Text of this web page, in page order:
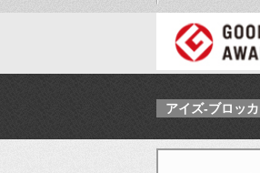
アイズ-ブロッ